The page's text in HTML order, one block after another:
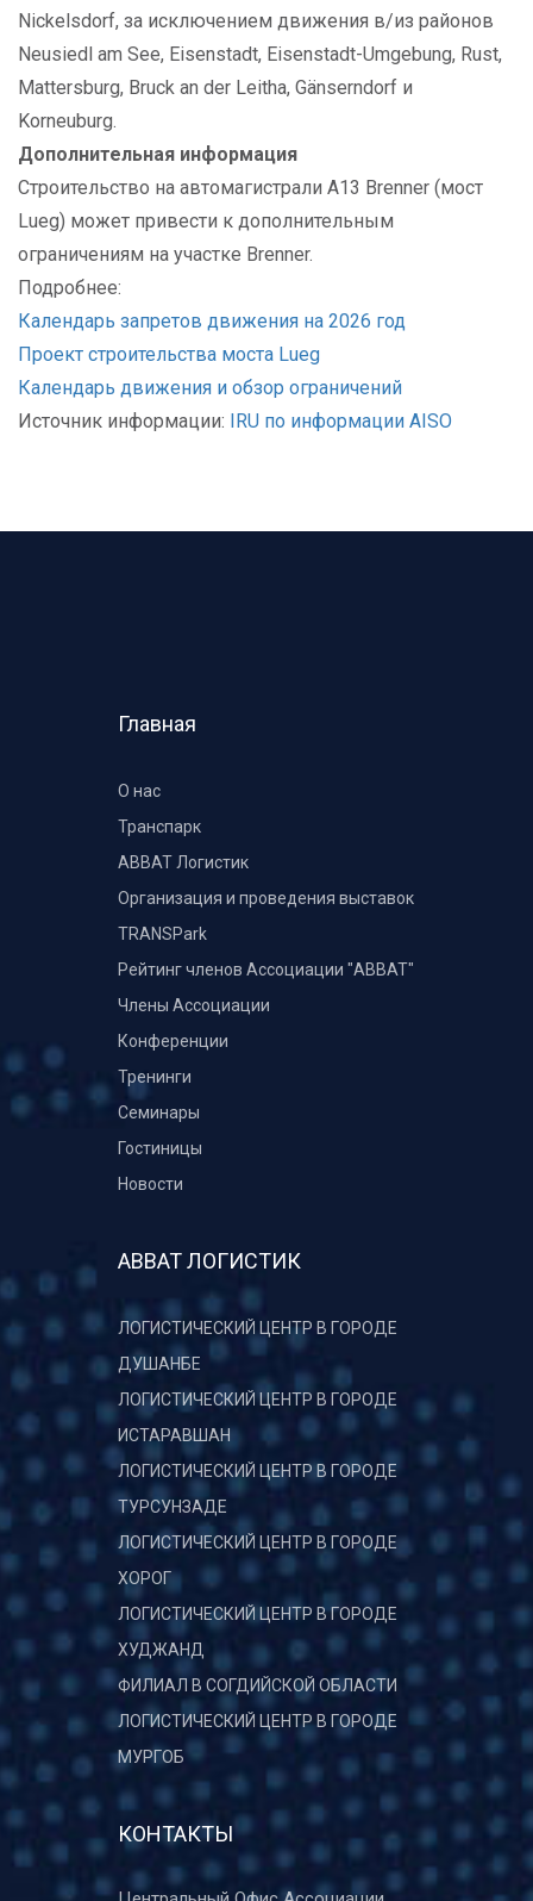
Nickelsdorf, за исключением движения в/из районов
Neusiedl am See, Eisenstadt, Eisenstadt-Umgebung, Rust,
Mattersburg, Bruck an der Leitha, Gänserndorf и
Korneuburg.
Дополнительная информация
Строительство на автомагистрали A13 Brenner (мост
Lueg) может привести к дополнительным
ограничениям на участке Brenner.
Подробнее:
Календарь запретов движения на 2026 год
Проект строительства моста Lueg
Календарь движения и обзор ограничений
Источник информации: IRU по информации AISO
Главная
О нас
Транспарк
ABBAT Логистик
Организация и проведения выставок
TRANSPark
Рейтинг членов Ассоциации "АВВАТ"
Члены Ассоциации
Конференции
Тренинги
Семинары
Гостиницы
Новости
АВВАТ ЛОГИСТИК
ЛОГИСТИЧЕСКИЙ ЦЕНТР В ГОРОДЕ
ДУШАНБЕ
ЛОГИСТИЧЕСКИЙ ЦЕНТР В ГОРОДЕ
ИСТАРАВШАН
ЛОГИСТИЧЕСКИЙ ЦЕНТР В ГОРОДЕ
ТУРСУНЗАДЕ
ЛОГИСТИЧЕСКИЙ ЦЕНТР В ГОРОДЕ
ХОРОГ
ЛОГИСТИЧЕСКИЙ ЦЕНТР В ГОРОДЕ
ХУДЖАНД
ФИЛИАЛ В СОГДИЙСКОЙ ОБЛАСТИ
ЛОГИСТИЧЕСКИЙ ЦЕНТР В ГОРОДЕ
МУРГОБ
КОНТАКТЫ